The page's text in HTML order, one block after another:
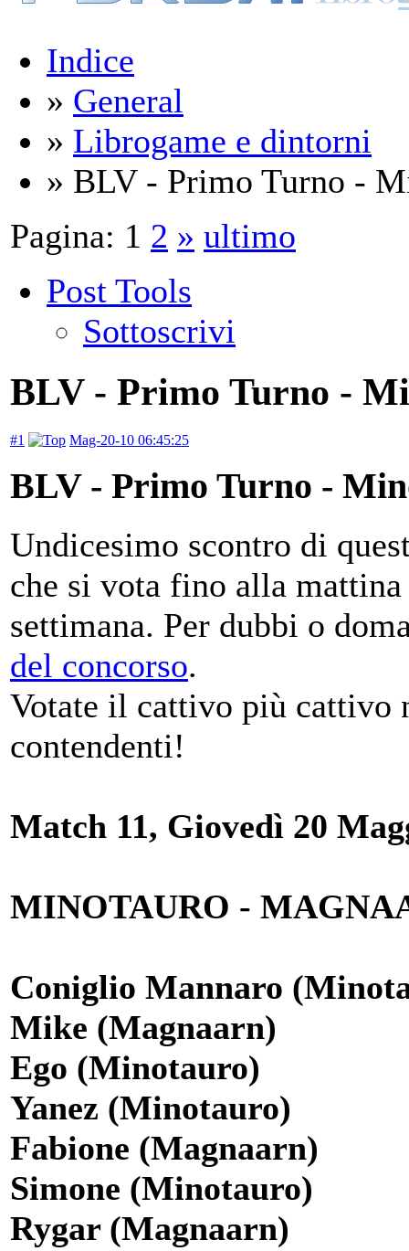
Indice
» General
» Librogame e dintorni
» BLV - Primo Turno -
Pagina: 1 2 » ultimo
Post Tools
Sottoscrivi
BLV - Primo Turno -
#1 Mag-20-10 06:45:25
BLV - Primo Turno -
Undicesimo scontro di
che si vota fino alla
settimana. Per dubbi o
del concorso.
Votate il cattivo più cattivo
contendenti!
Match 11, Giovedì 20
MINOTAURO -
Coniglio Mannaro
Mike (Magnaarn)
Ego (Minotauro)
Yanez (Minotauro)
Fabione (Magnaarn)
Simone (Minotauro)
Rygar (Magnaarn)